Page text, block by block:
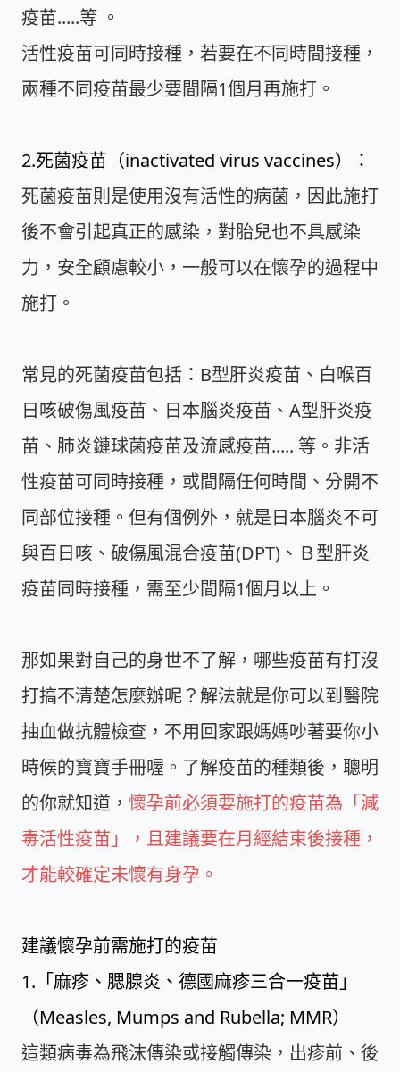
疫苗.....等 。
活性疫苗可同時接種，若要在不同時間接種，
兩種不同疫苗最少要間隔1個月再施打。
2.死菌疫苗（inactivated virus vaccines）：
死菌疫苗則是使用沒有活性的病菌，因此施打
後不會引起真正的感染，對胎兒也不具感染
力，安全顧慮較小，一般可以在懷孕的過程中
施打。
常見的死菌疫苗包括：B型肝炎疫苗、白喉百
日咳破傷風疫苗、日本腦炎疫苗、A型肝炎疫
苗、肺炎鏈球菌疫苗及流感疫苗..... 等。非活
性疫苗可同時接種，或間隔任何時間、分開不
同部位接種。但有個例外，就是日本腦炎不可
與百日咳、破傷風混合疫苗(DPT)、Ｂ型肝炎
疫苗同時接種，需至少間隔1個月以上。
那如果對自己的身世不了解，哪些疫苗有打沒
打搞不清楚怎麼辦呢？解法就是你可以到醫院
抽血做抗體檢查，不用回家跟媽媽吵著要你小
時候的寶寶手冊喔。了解疫苗的種類後，聰明
的你就知道， 懷孕前必須要施打的疫苗為「減
毒活性疫苗」，且建議要在月經結束後接種，
才能較確定未懷有身孕。
建議懷孕前需施打的疫苗
1.「麻疹、腮腺炎、德國麻疹三合一疫苗」
（Measles, Mumps and Rubella; MMR）
這類病毒為飛沫傳染或接觸傳染，出疹前、後